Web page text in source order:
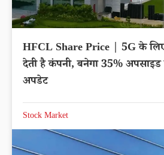
HFCL Share Price | 5G के लिए
देती है कंपनी, बनेगा 35% अपसाइड
अपडेट
Stock Market